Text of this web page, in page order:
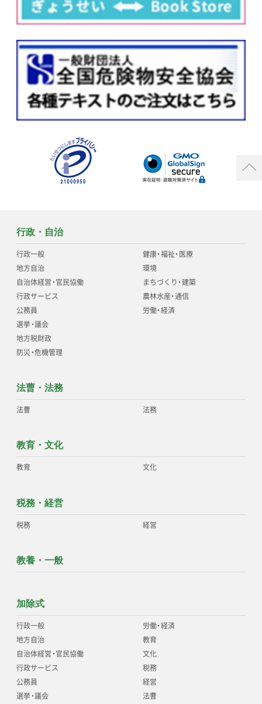
行政・自治
行政一般
地方自治
自治体経営・官民協働
行政サービス
公務員
選挙・議会
地方税財政
防災・危機管理
健康・福祉・医療
環境
まちづくり・建築
農林水産・通信
労働・経済
法曹・法務
法曹 法務
教育・文化
教育 文化
税務・経営
税務 経営
教養・一般
加除式
行政一般
地方自治
自治体経営・官民協働
行政サービス
公務員
選挙・議会
労働・経済
教育
文化
税務
経営
法曹